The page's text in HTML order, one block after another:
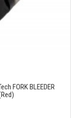
FORK BLEEDER